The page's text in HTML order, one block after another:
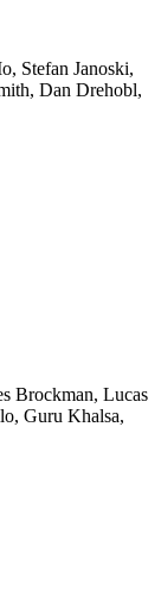
Stefan Janoski,
Dan Drehobl,
Brockman, Lucas
Guru Khalsa,